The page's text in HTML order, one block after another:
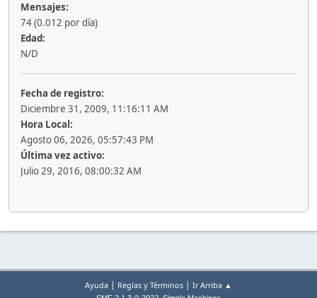
Mensajes:
74 (0.012 por día)
Edad:
N/D
Fecha de registro:
Diciembre 31, 2009, 11:16:11 AM
Hora Local:
Agosto 06, 2026, 05:57:43 PM
Última vez activo:
Julio 29, 2016, 08:00:32 AM
Ayuda | Reglas y Términos | Ir Arriba ▲